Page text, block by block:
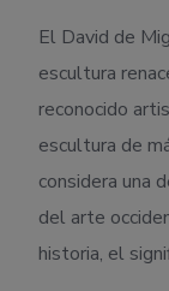
El David de
escultura
reconocido
escultura de
considera una
del arte
historia, el